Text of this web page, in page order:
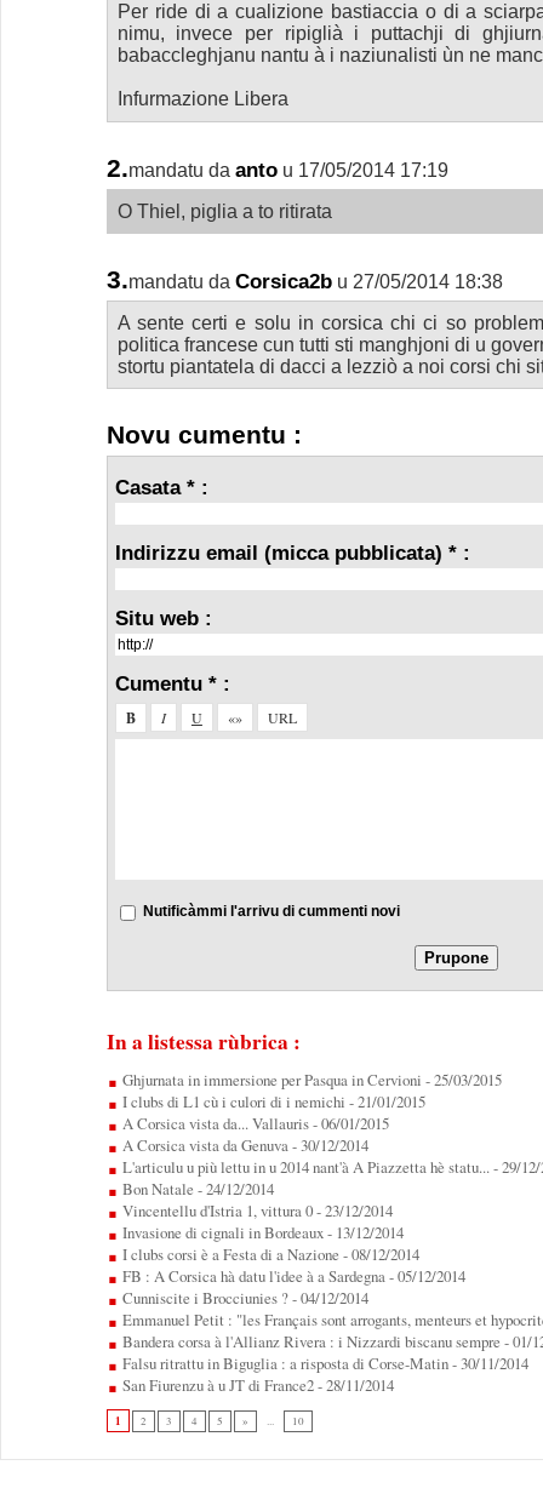
Per ride di a cualizione bastiaccia o di a
nimu, invece per ripiglià i puttachji di
babaccleghjanu nantu à i naziunalisti ùn ne
Infurmazione Libera
2.mandatu da anto u 17/05/2014 17:19
O Thiel, piglia a to ritirata
3.mandatu da Corsica2b u 27/05/2014 18:38
A sente certi e solu in corsica chi ci so
politica francese cun tutti sti manghjoni di u
stortu piantatela di dacci a lezziò a noi corsi chi
Novu cumentu :
Casata * :
Indirizzu email (micca pubblicata) * :
Situ web :
Cumentu * :
Nutificàmmi l'arrivu di cummenti novi
In a listessa rùbrica :
Ghjurnata in immersione per Pasqua in Cervioni - 25/03/2015
I clubs di L1 cù i culori di i nemichi - 21/01/2015
A Corsica vista da... Vallauris- 06/01/2015
A Corsica vista da Genuva- 30/12/2014
L'articulu u più lettu in u 2014 nant'à A Piazzetta hè statu...- 29/
Bon Natale - 24/12/2014
Vincentellu d'Istria 1, vittura 0- 23/12/2014
Invasione di cignali in Bordeaux- 13/12/2014
I clubs corsi è a Festa di a Nazione - 08/12/2014
FB : A Corsica hà datu l'idee à a Sardegna- 05/12/2014
Cunniscite i Brocciunies ?- 04/12/2014
Emmanuel Petit : "les Français sont arrogants, menteurs et
Bandera corsa à l'Allianz Rivera : i Nizzardi biscanu sempre - 01/
Falsu ritrattu in Biguglia : a risposta di Corse-Matin- 30/11/2014
San Fiurenzu à u JT di France2- 28/11/2014
1 2 3 4 5 » ... 10